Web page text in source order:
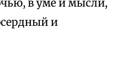
в уме и мысли,
и